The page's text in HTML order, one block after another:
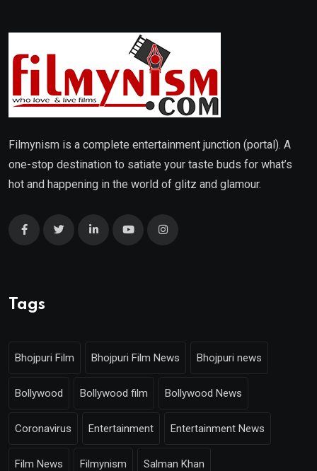
Filmynism is a complete entertainment junction (portal). A
one-stop destination to satiate your taste buds for what’s
hot and happening in the world of glitz and glamour.
Tags
Bhojpuri Film Bhojpuri Film News Bhojpuri news
Bollywood Bollywood film Bollywood News
Coronavirus Entertainment Entertainment News
Film News Filmynism Salman Khan